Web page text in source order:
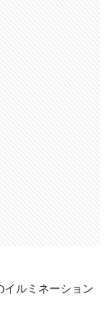
イルミネーション